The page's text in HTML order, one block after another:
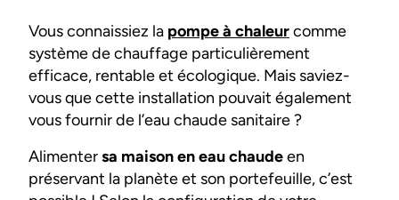
Vous connaissiez la pompe à chaleurcomme
système de chauffage particulièrement
efficace, rentable et écologique. Mais saviez-
vous que cette installation pouvait également
vous fournir de l’eau chaude sanitaire ?
Alimentersa maison en eau chaudeen
préservant la planète et son portefeuille, c’est